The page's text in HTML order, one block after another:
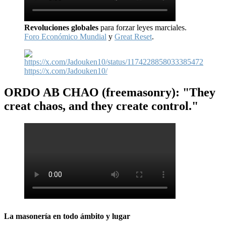
Revoluciones globales para forzar leyes marciales.
Foro Económico Mundial y Great Reset.
https://x.com/Jadouken10/
ORDO AB CHAO (freemasonry): "They
creat chaos, and they create control."
La masonería en todo ámbito y lugar